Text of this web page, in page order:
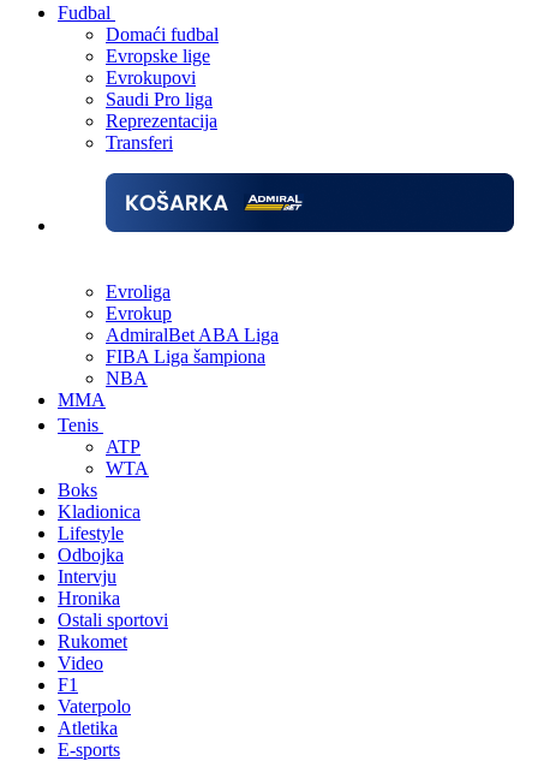
Fudbal
Domaći fudbal
Evropske lige
Evrokupovi
Saudi Pro liga
Reprezentacija
Transferi
Evroliga
Evrokup
AdmiralBet ABA Liga
FIBA Liga šampiona
NBA
MMA
Tenis
ATP
WTA
Boks
Kladionica
Lifestyle
Odbojka
Intervju
Hronika
Ostali sportovi
Rukomet
Video
F1
Vaterpolo
Atletika
E-sports